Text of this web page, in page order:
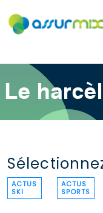
Assurance scolaire
Le
ACTUS
SKI
ACTUS
SPORTS